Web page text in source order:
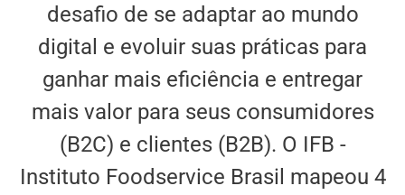
desafio de se adaptar ao mundo
digital e evoluir suas práticas para
ganhar mais eficiência e entregar
mais valor para seus consumidores
(B2C) e clientes (B2B). O IFB -
Instituto Foodservice Brasil mapeou 4